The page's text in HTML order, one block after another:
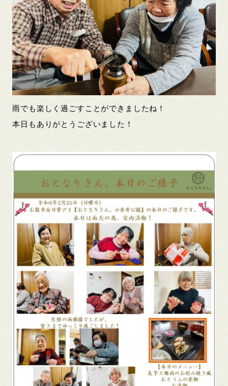
雨でも楽しく過ごすことができましたね！
本日もありがとうございました！